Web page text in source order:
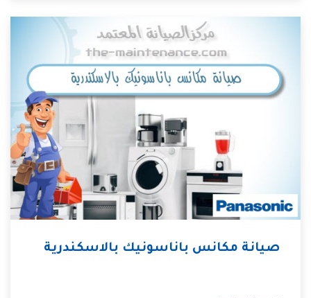
صيانة مكانس باناسونيك بالاسكندرية